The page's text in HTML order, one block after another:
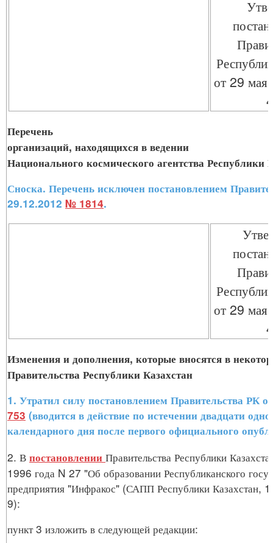
от 29 мая
Перечень
организаций, находящихся в ведении
Национального космического агентства Республики
Сноска. Перечень исключен постановлением
29.12.2012 № 1814.
от 29 мая
Изменения и дополнения, которые вносятся в
Правительства Республики Казахстан
1. Утратил силу постановлением Правительства РК
753 (вводится в действие по истечении двадцати
календарного дня после первого официального
2. В постановлении Правительства Республики
1996 года N 27 "Об образовании Республиканского
предприятия "Инфракос" (САПП Республики Казахстан,
9):
пункт 3 изложить в следующей редакции: